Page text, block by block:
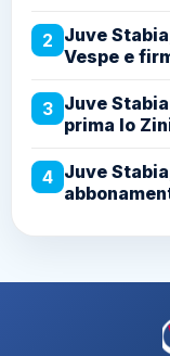
2 Juve
Vespe e
3 Juve
prima lo
4 Juve